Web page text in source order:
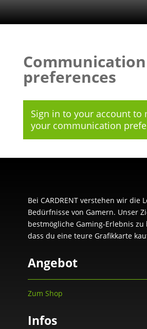
Communication
preferences
Sign in to your accountto
your communication
Bei CARDRENT verstehen wir die
Bedürfnisse von Gamern. Unser
bestmögliche Gaming-Erlebnis zu
dass du eine teure Grafikkarte
Angebot
Zum Shop
Infos